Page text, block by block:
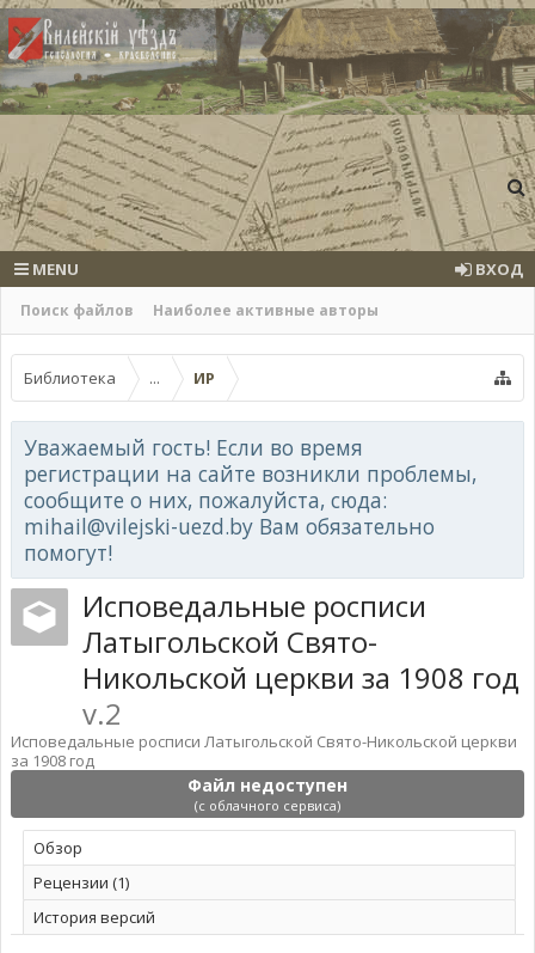
Поиск файлов Наиболее активные авторы
MENU ВХОД
Библиотека ... ИР
Уважаемый гость! Если во время
регистрации на сайте возникли проблемы,
сообщите о них, пожалуйста, сюда:
mihail@vilejski-uezd.by Вам обязательно
помогут!
Файл недоступен
(с облачного сервиса)
Исповедальные росписи
Латыгольской Свято-
Никольской церкви за 1908 год
v.2
Исповедальные росписи Латыгольской Свято-Никольской церкви
за 1908 год
Обзoр
Рецензии (1)
История версий